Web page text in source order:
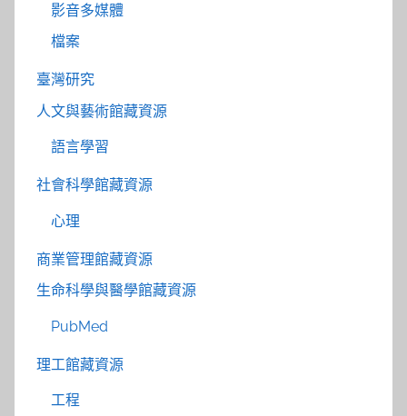
影音多媒體
檔案
臺灣研究
人文與藝術館藏資源
語言學習
社會科學館藏資源
心理
商業管理館藏資源
生命科學與醫學館藏資源
PubMed
理工館藏資源
工程